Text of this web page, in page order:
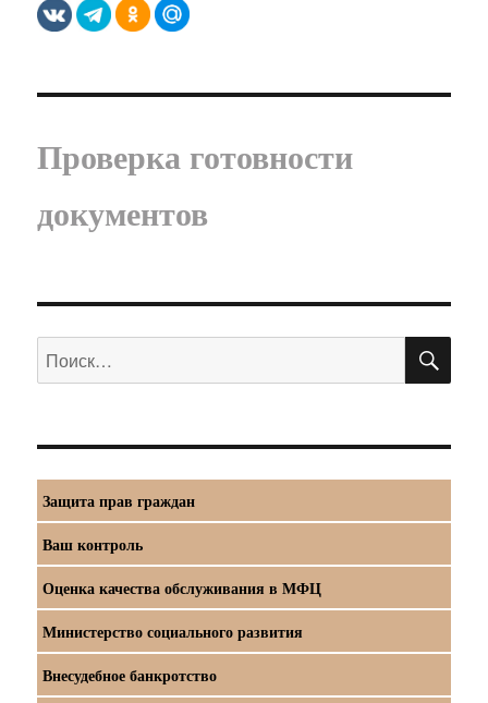
Проверка готовности
документов
Искать:
Защита прав граждан
Ваш контроль
Оценка качества обслуживания в МФЦ
Министерство социального развития
Внесудебное банкротство